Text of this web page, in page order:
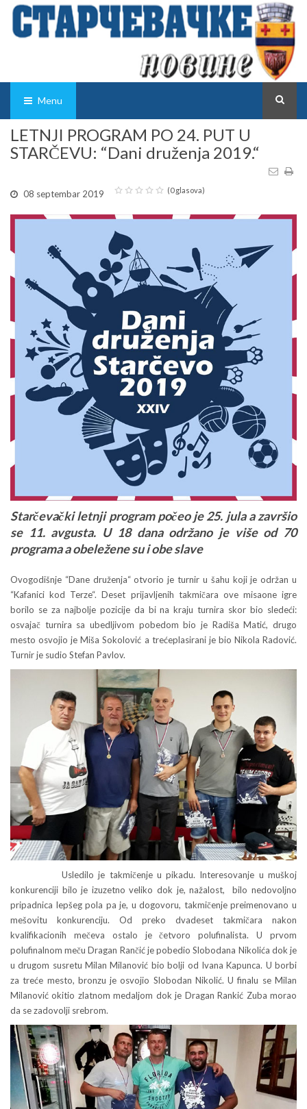
Menu
LETNJI PROGRAM PO 24. PUT U
STARČEVU: “Dani druženja 2019.“
08 septembar 2019 (0 glasova)
Starčevački letnji program počeo je 25. jula a završio
se 11. avgusta. U 18 dana održano je više od 70
programa a obeležene su i obe slave
Ovogodišnje “Dane druženja“ otvorio je turnir u šahu koji je održan u
“Kafanici kod Terze“. Deset prijavljenih takmičara ove misaone igre
borilo se za najbolje pozicije da bi na kraju turnira skor bio sledeći:
osvajač turnira sa ubedljivom pobedom bio je Radiša Matić, drugo
mesto osvojio je Miša Sokolović a trećeplasirani je bio Nikola Radović.
Turnir je sudio Stefan Pavlov.
Usledilo je takmičenje u pikadu. Interesovanje u muškoj
konkurenciji bilo je izuzetno veliko dok je, nažalost, bilo nedovoljno
pripadnica lepšeg pola pa je, u dogovoru, takmičenje preimenovano u
mešovitu konkurenciju. Od preko dvadeset takmičara nakon
kvalifikacionih mečeva ostalo je četvoro polufinalista. U prvom
polufinalnom meču Dragan Rančić je pobedio Slobodana Nikolića dok je
u drugom susretu Milan Milanović bio bolji od Ivana Kapunca. U borbi
za treće mesto, bronzu je osvojio Slobodan Nikolić. U finalu se Milan
Milanović okitio zlatnom medaljom dok je Dragan Rankić Zuba morao
da se zadovolji srebrom.